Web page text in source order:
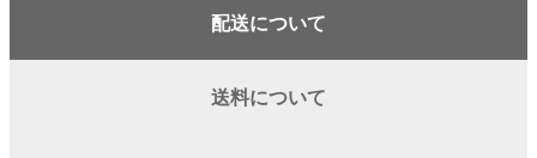
配送について
送料について